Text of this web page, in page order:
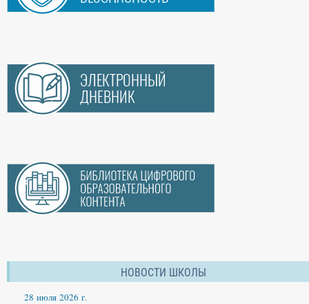
НОВОСТИ ШКОЛЫ
28 июля 2026 г.